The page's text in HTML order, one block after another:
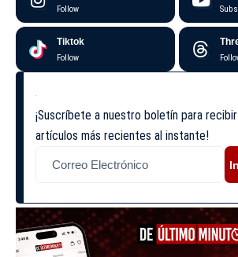
Follow
Tiktok
Follow
¡Suscríbete a nuestro boletín para
artículos más recientes al instante!